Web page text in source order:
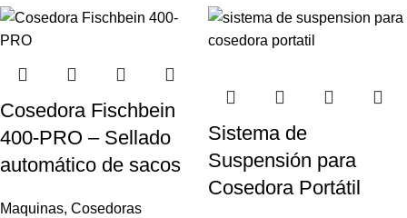
Cosedora Fischbein
400-PRO – Sellado
automático de sacos
Maquinas, Cosedoras
Sistema de
Suspensión para
Cosedora Portátil